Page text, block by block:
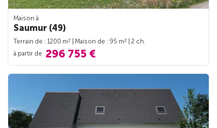
Maison à
Saumur (49)
Terrain de : 1200 m2 | Maison de : 95 m2
| 2 ch.
à partir de 296 755 €